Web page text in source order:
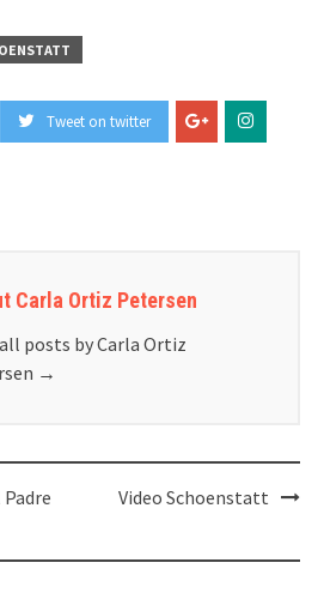
Tweet on twitter
Carla Ortiz Petersen
posts by Carla Ortiz
→
Video Schoenstatt